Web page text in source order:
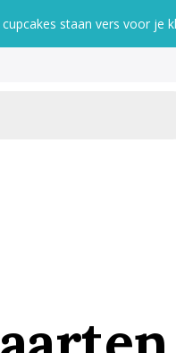
staan vers voor je